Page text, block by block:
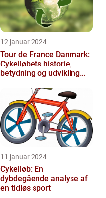
12 januar 2024
Tour de France Danmark:
Cykelløbets historie,
betydning og udvikling
11 januar 2024
Cykelløb: En
dybdegående analyse af
en tidløs sport